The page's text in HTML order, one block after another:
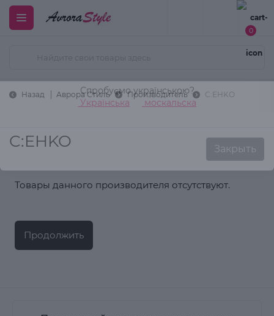
0
Назад Аврора Стиль Производитель C:EHKO
Українська
москальска
C:EHKO
Товары данного производителя отсутствуют.
Продолжить